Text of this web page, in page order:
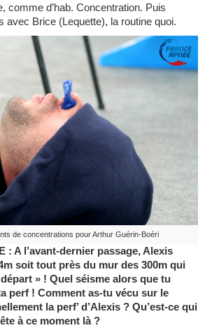
comme d’hab. Concentration. Puis
avec Brice (Lequette), la routine quoi.
de concentrations pour Arthur Guérin-Boéri
: A l’avant-dernier passage, Alexis
soit tout près du mur des 300m qui
» ! Quel séisme alors que tu
perf ! Comment as-tu vécu sur le
la perf’ d’Alexis ? Qu’est-ce qui
à ce moment là ?